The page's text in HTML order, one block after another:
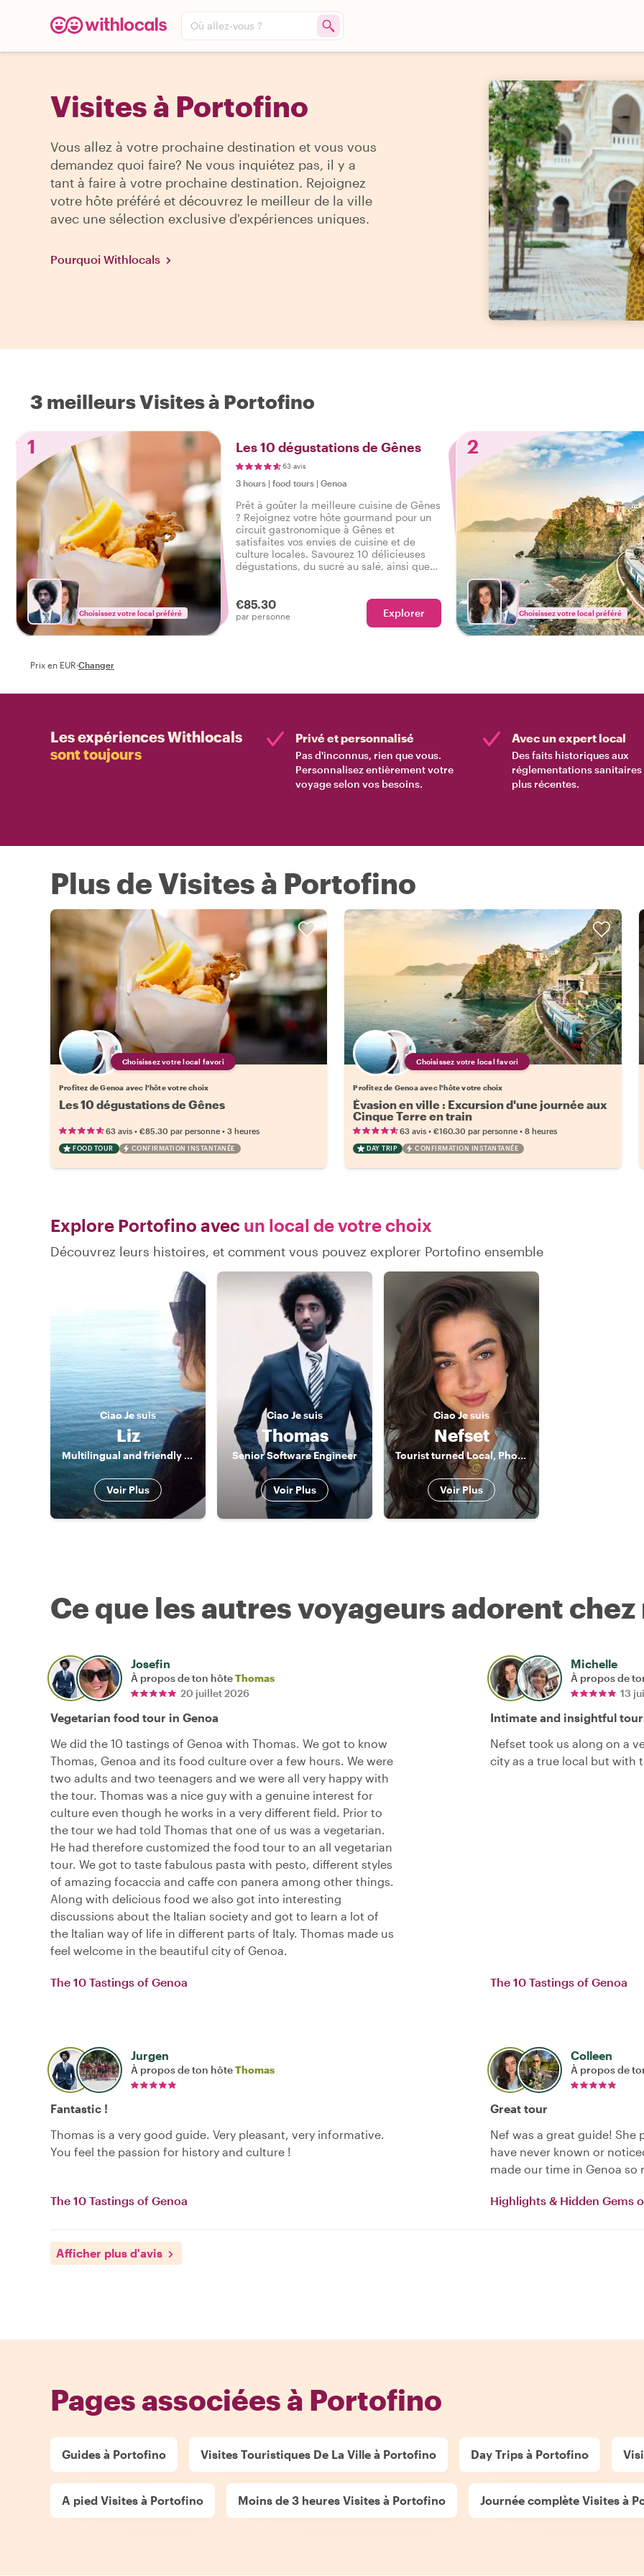
Où allez-vous ?
Visites à Portofino
Vous allez à votre prochaine destination et vous vous
demandez quoi faire? Ne vous inquiétez pas, il y a
tant à faire à votre prochaine destination. Rejoignez
votre hôte préféré et découvrez le meilleur de la ville
avec une sélection exclusive d'expériences uniques.
Pourquoi Withlocals
3 meilleurs Visites à Portofino
1
Choisissez votre local préféré
Les 10 dégustations de Gênes
63 avis
3 hours | food tours | Genoa
Prêt à goûter la meilleure cuisine de Gênes
? Rejoignez votre hôte gourmand pour un
circuit gastronomique à Gênes et
satisfaites vos envies de cuisine et de
culture locales. Savourez 10 délicieuses
dégustations, du sucré au salé, ainsi que
€85.30
par personne Explorer
2
Choisissez votre local préféré
Prix en EUR·Changer
Les expériences Withlocals
sont toujours
Privé et personnalisé
Pas d'inconnus, rien que vous.
Personnalisez entièrement votre
voyage selon vos besoins.
Avec un expert local
Des faits historiques aux
réglementations sanitaires
plus récentes.
Plus de Visites à Portofino
Choisissez votre local favori
Profitez de Genoa avec l'hôte votre choix
Les 10 dégustations de Gênes
63 avis • €85.30 par personne • 3 heures
FOOD TOUR CONFIRMATION INSTANTANÉE
Choisissez votre local favori
Profitez de Genoa avec l'hôte votre choix
Évasion en ville : Excursion d'une journée aux
Cinque Terre en train
63 avis •€160.30 par personne •8 heures
DAY TRIP CONFIRMATION INSTANTANÉE
Explore Portofino avec un local de votre choix
Découvrez leurs histoires, et comment vous pouvez explorer Portofino ensemble
CiaoJe suis
Liz
Multilingual and friendly Tour Guide
Voir Plus
CiaoJe suis
Thomas
Senior Software Engineer
Voir Plus
CiaoJe suis
Nefset
Tourist turned Local, Photographer
Voir Plus
Ce que les autres voyageurs adorent
Josefin
À propos de ton hôteThomas
20 juillet 2026
Vegetarian food tour in Genoa
We did the 10 tastings of Genoa with Thomas. We got to know
Thomas, Genoa and its food culture over a few hours. We were
two adults and two teenagers and we were all very happy with
the tour. Thomas was a nice guy with a genuine interest for
culture even though he works in a very different field. Prior to
the tour we had told Thomas that one of us was a vegetarian.
He had therefore customized the food tour to an all vegetarian
tour. We got to taste fabulous pasta with pesto, different styles
of amazing focaccia and caffe con panera among other things.
Along with delicious food we also got into interesting
discussions about the Italian society and got to learn a lot of
the Italian way of life in different parts of Italy. Thomas made us
feel welcome in the beautiful city of Genoa.
The 10 Tastings of Genoa
Michelle
À propos de
13
Intimate and insightful tour
Nefset took us along on a
city as a true local but with
The 10 Tastings of Genoa
Jurgen
À propos de ton hôteThomas
Fantastic !
Thomas is a very good guide. Very pleasant, very informative.
You feel the passion for history and culture !
The 10 Tastings of Genoa
Colleen
À propos de
Great tour
Nef was a great guide!
have never known or
made our time in Genoa so
Highlights & Hidden Gems
Afficher plus d'avis
Pages associées à Portofino
Guides à Portofino Visites Touristiques De La Ville à Portofino Day Trips à Portofino
A pied Visites à Portofino Moins de 3 heures Visites à Portofino Journée complète Visites à